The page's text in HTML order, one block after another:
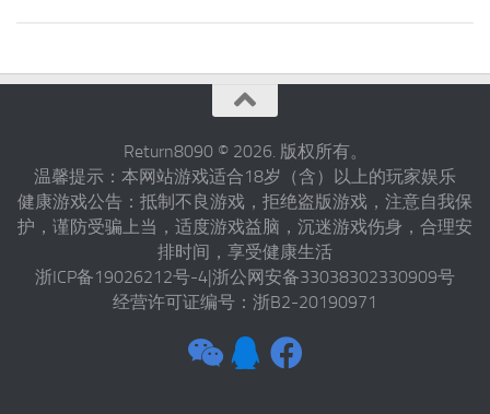
Return8090 © 2026. 版权所有。
温馨提示：本网站游戏适合18岁（含）以上的玩家娱乐
健康游戏公告：抵制不良游戏，拒绝盗版游戏，注意自我保
护，谨防受骗上当，适度游戏益脑，沉迷游戏伤身，合理安
排时间，享受健康生活
浙ICP备19026212号-4|浙公网安备33038302330909号
经营许可证编号：浙B2-20190971